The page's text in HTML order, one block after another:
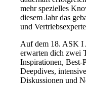
mehr spezielles
diesem Jahr das
und
Auf dem 18. ASK I
erwarten dich zwei
Inspirationen, Best-
Deepdives,
Diskussionen und